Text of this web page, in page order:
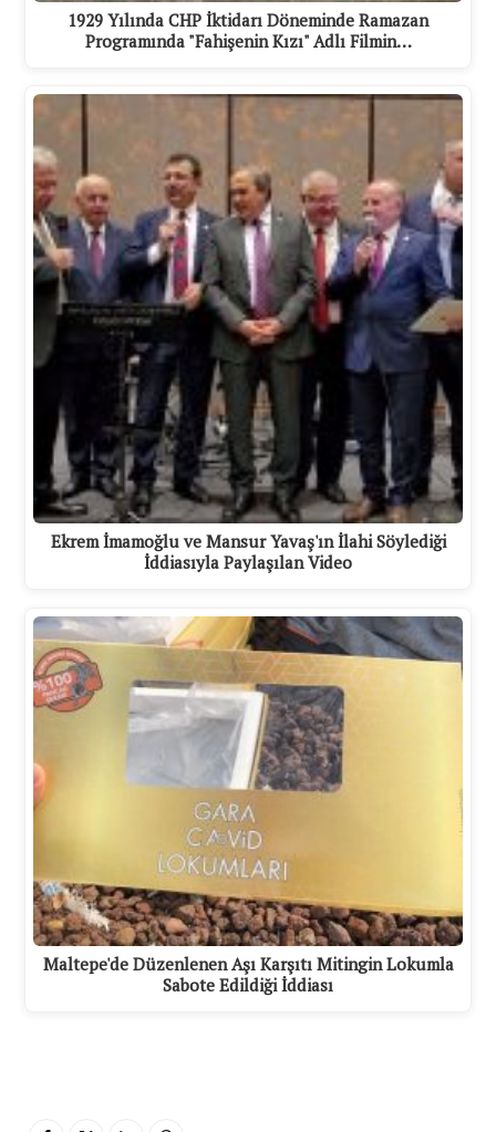
1929 Yılında CHP İktidarı Döneminde Ramazan
Programında "Fahişenin Kızı" Adlı Filmin…
Ekrem İmamoğlu ve Mansur Yavaş'ın İlahi Söylediği
İddiasıyla Paylaşılan Video
Maltepe'de Düzenlenen Aşı Karşıtı Mitingin Lokumla
Sabote Edildiği İddiası